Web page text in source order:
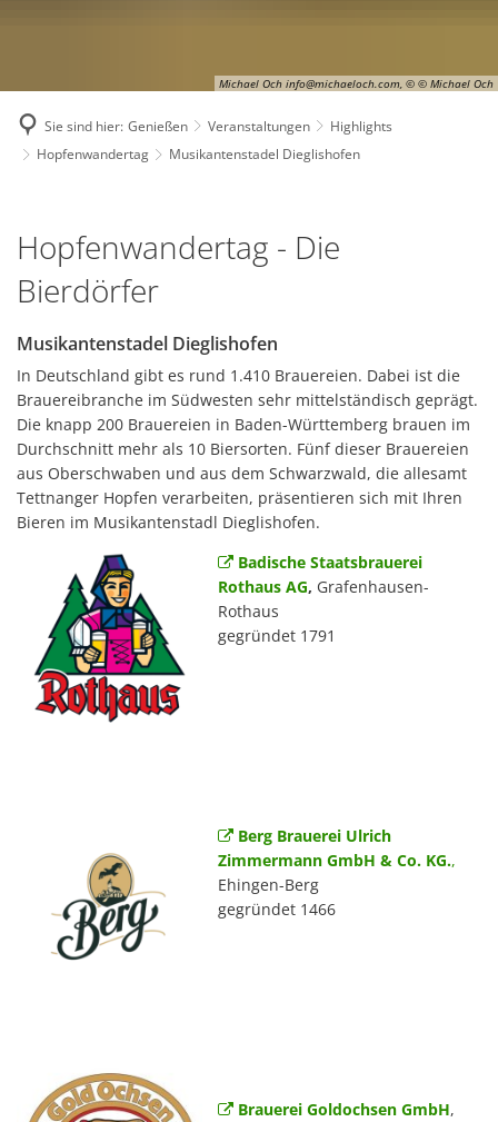
Michael Och info@michaeloch.com, © © Michael Och
Sie sind hier: Genießen Veranstaltungen
Highlights
Hopfenwandertag
Musikantenstadel Dieglishofen
Dieglishofen
Hopfenwandertag - Die
Bierdörfer
Musikantenstadel Dieglishofen
In Deutschland gibt es rund 1.410 Brauereien. Dabei ist die
Brauereibranche im Südwesten sehr mittelständisch geprägt.
Die knapp 200 Brauereien in Baden-Württemberg brauen im
Durchschnitt mehr als 10 Biersorten. Fünf dieser Brauereien
aus Oberschwaben und aus dem Schwarzwald, die allesamt
Tettnanger Hopfen verarbeiten, präsentieren sich mit Ihren
Bieren im Musikantenstadl Dieglishofen.
Badische Staatsbrauerei
Rothaus AG, Grafenhausen-
Rothaus
gegründet 1791
Berg Brauerei Ulrich
Zimmermann GmbH & Co. KG.,
Ehingen-Berg
gegründet 1466
Brauerei Goldochsen GmbH,